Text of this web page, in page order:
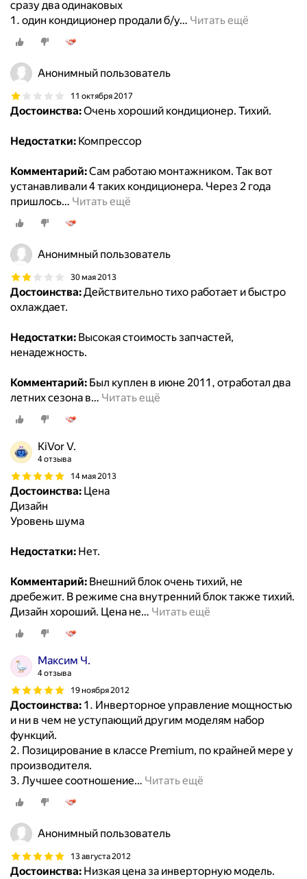
сразу два одинаковых
1. один кондиционер продали б/у… Читать ещё
Анонимный пользователь
11 октября 2017
Достоинства:Очень хороший кондиционер. Тихий.
Недостатки: Компрессор
Комментарий:Сам работаю монтажником. Так вот
устанавливали 4 таких кондиционера. Через 2 года
пришлось… Читать ещё
Анонимный пользователь
30 мая 2013
Достоинства:Действительно тихо работает и быстро
охлаждает.
Недостатки: Высокая стоимость запчастей,
ненадежность.
Комментарий: Был куплен в июне 2011, отработал два
летних сезона в… Читать ещё
KiVor V.
4 отзыва
14 мая 2013
Достоинства: Цена
Дизайн
Уровень шума
Недостатки: Нет.
Комментарий: Внешний блок очень тихий, не
дребежит. В режиме сна внутренний блок также тихий.
Дизайн хороший. Цена не… Читать ещё
Максим Ч.
4 отзыва
19 ноября 2012
Достоинства: 1. Инверторное управление мощностью
и ни в чем не уступающий другим моделям набор
функций.
2. Позицирование в классе Premium, по крайней мере у
производителя.
3. Лучшее соотношение… Читать ещё
Анонимный пользователь
13 августа 2012
Достоинства: Низкая цена за инверторную модель.